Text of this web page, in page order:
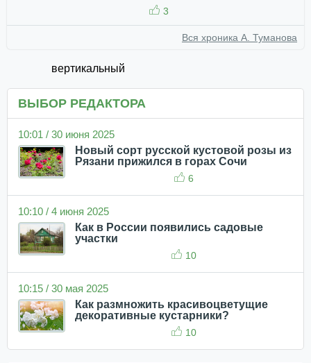
3
Вся хроника А. Туманова
вертикальный
ВЫБОР РЕДАКТОРА
10:01 / 30 июня 2025
Новый сорт русской кустовой розы из
Рязани прижился в горах Сочи
6
10:10 / 4 июня 2025
Как в России появились садовые
участки
10
10:15 / 30 мая 2025
Как размножить красивоцветущие
декоративные кустарники?
10